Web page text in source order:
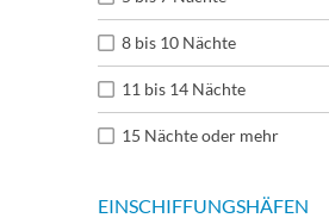
8 bis 10 Nächte
11 bis 14 Nächte
15 Nächte oder mehr
EINSCHIFFUNGSHÄFEN